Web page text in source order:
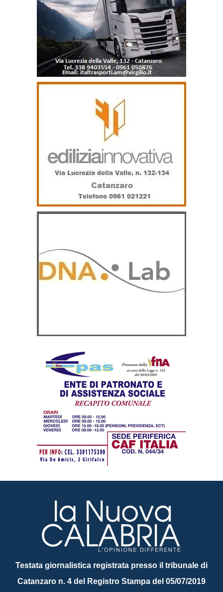
Testata giornalistica registrata presso il tribunale di
Catanzaro n. 4 del Registro Stampa del 05/07/2019